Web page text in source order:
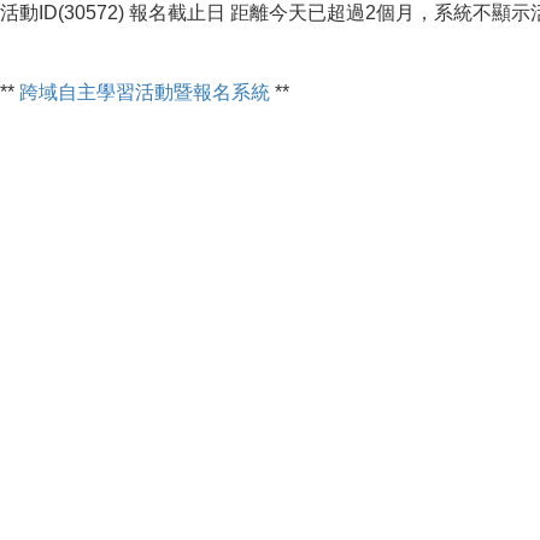
活動ID(30572) 報名截止日 距離今天已超過2個月，系統不顯示
** 跨域自主學習活動暨報名系統 **